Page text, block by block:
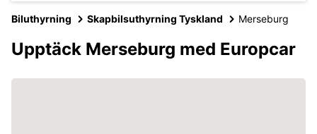
Biluthyrning Skapbilsuthyrning Tyskland Merseburg
Upptäck Merseburg med Europcar